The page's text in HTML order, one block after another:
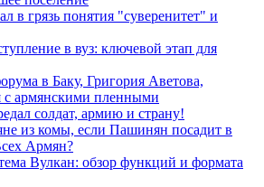
в грязь понятия "суверенитет" и
в вуз: ключевой этап для
в Баку, Григория Аветова,
с армянскими пленными
солдат, армию и страну!
из комы, если Пашинян посадит в
Армян?
Вулкан: обзор функций и формата